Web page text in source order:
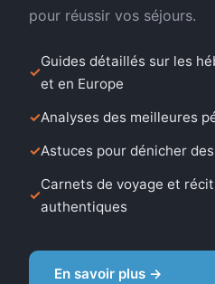
pour réussir vos séjours.
Guides détaillés sur les
et en Europe
Analyses des meilleures
Astuces pour dénicher
Carnets de voyage et
authentiques
En savoir plus →